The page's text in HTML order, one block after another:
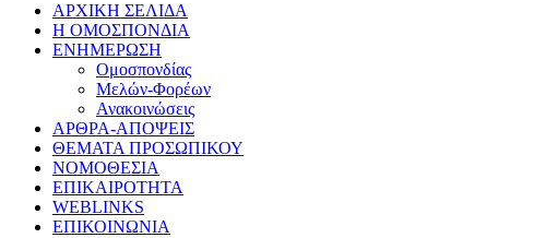
ΑΡΧΙΚΗ ΣΕΛΙΔΑ
Η ΟΜΟΣΠΟΝΔΙΑ
ΕΝΗΜΕΡΩΣΗ
Ομοσπονδίας
Μελών-Φορέων
Ανακοινώσεις
ΑΡΘΡΑ-ΑΠΟΨΕΙΣ
ΘΕΜΑΤΑ ΠΡΟΣΩΠΙΚΟΥ
ΝΟΜΟΘΕΣΙΑ
ΕΠΙΚΑΙΡΟΤΗΤΑ
WEBLINKS
ΕΠΙΚΟΙΝΩΝΙΑ